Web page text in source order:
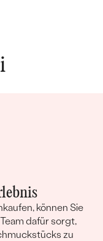
können Sie
dafür sorgt,
zu